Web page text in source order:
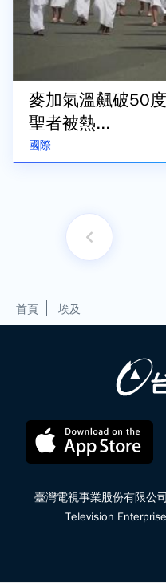
國際
麥加氣溫飆破50
聖者被熱...
首頁 埃及
臺灣電視事業股份有限公
Television